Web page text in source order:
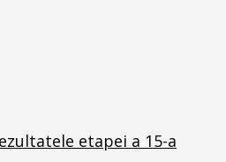
etapei a 15-a